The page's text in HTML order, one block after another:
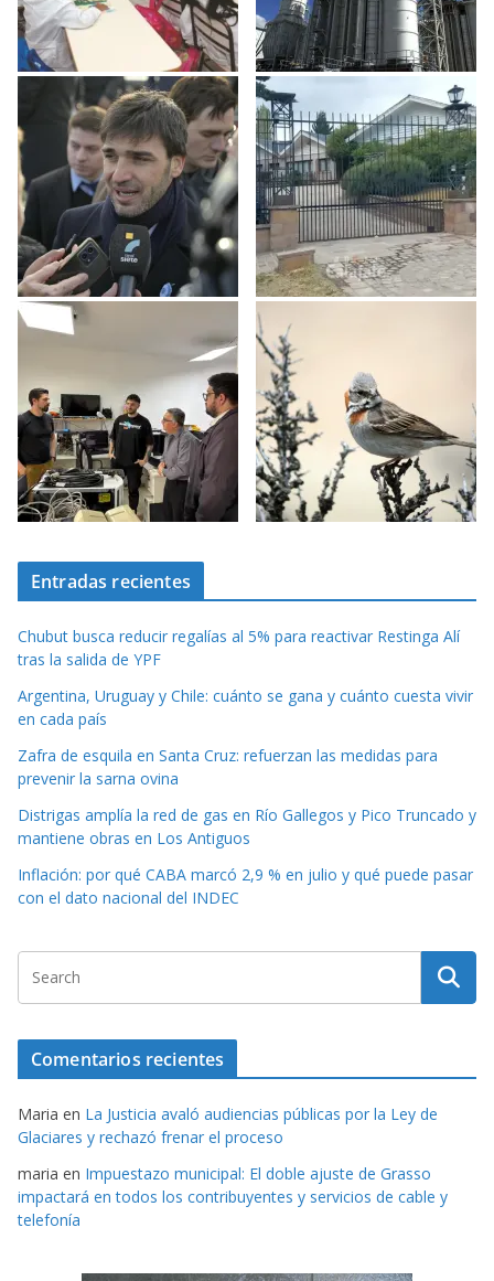
Entradas recientes
Chubut busca reducir regalías al 5% para reactivar Restinga Alí
tras la salida de YPF
Argentina, Uruguay y Chile: cuánto se gana y cuánto cuesta vivir
en cada país
Zafra de esquila en Santa Cruz: refuerzan las medidas para
prevenir la sarna ovina
Distrigas amplía la red de gas en Río Gallegos y Pico Truncado y
mantiene obras en Los Antiguos
Inflación: por qué CABA marcó 2,9 % en julio y qué puede pasar
con el dato nacional del INDEC
Comentarios recientes
Maria en La Justicia avaló audiencias públicas por la Ley de
Glaciares y rechazó frenar el proceso
maria en Impuestazo municipal: El doble ajuste de Grasso
impactará en todos los contribuyentes y servicios de cable y
telefonía